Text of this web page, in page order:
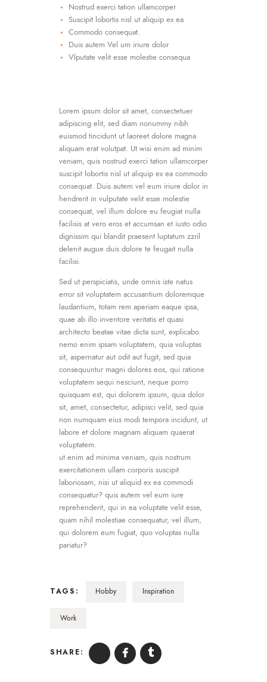
Nostrud exerci tation ullamcorper
Suscipit lobortis nisl ut aliquip ex ea
Commodo consequat.
Duis autem Vel um iriure dolor
Vlputate velit esse molestie consequa
Lorem ipsum dolor sit amet, consectetuer
adipiscing elit, sed diam nonummy nibh
euismod tincidunt ut laoreet dolore magna
aliquam erat volutpat. Ut wisi enim ad minim
veniam, quis nostrud exerci tation ullamcorper
suscipit lobortis nisl ut aliquip ex ea commodo
consequat. Duis autem vel eum iriure dolor in
hendrerit in vulputate velit esse molestie
consequat, vel illum dolore eu feugiat nulla
facilisis at vero eros et accumsan et iusto odio
dignissim qui blandit praesent luptatum zzril
delenit augue duis dolore te feugait nulla
facilisi.
Sed ut perspiciatis, unde omnis iste natus
error sit voluptatem accusantium doloremque
laudantium, totam rem aperiam eaque ipsa,
quae ab illo inventore veritatis et quasi
architecto beatae vitae dicta sunt, explicabo.
nemo enim ipsam voluptatem, quia voluptas
sit, aspernatur aut odit aut fugit, sed quia
consequuntur magni dolores eos, qui ratione
voluptatem sequi nesciunt, neque porro
quisquam est, qui dolorem ipsum, quia dolor
sit, amet, consectetur, adipisci velit, sed quia
non numquam eius modi tempora incidunt, ut
labore et dolore magnam aliquam quaerat
voluptatem.
ut enim ad minima veniam, quis nostrum
exercitationem ullam corporis suscipit
laboriosam, nisi ut aliquid ex ea commodi
consequatur? quis autem vel eum iure
reprehenderit, qui in ea voluptate velit esse,
quam nihil molestiae consequatur, vel illum,
qui dolorem eum fugiat, quo voluptas nulla
pariatur?
TAGS: Hobby Inspiration
Work
SHARE: